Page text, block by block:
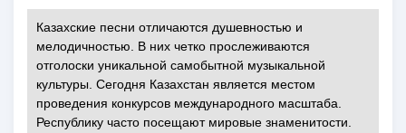
Казахские песни отличаются душевностью и
мелодичностью. В них четко прослеживаются
отголоски уникальной самобытной музыкальной
культуры. Сегодня Казахстан является местом
проведения конкурсов международного масштаба.
Республику часто посещают мировые знаменитости.